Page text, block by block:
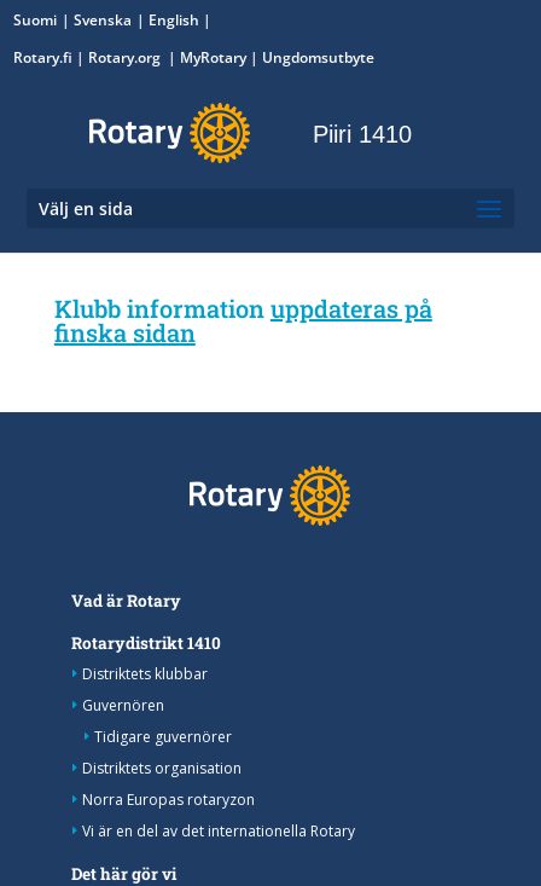
Suomi Svenska
English
Rotary.fi | Rotary.org | MyRotary| Ungdomsutbyte
Piiri 1410
Välj en sida
Klubb informationuppdateras på
finska sidan
Vad är Rotary
Rotarydistrikt 1410
Distriktets klubbar
Guvernören
Tidigare guvernörer
Distriktets organisation
Norra Europas rotaryzon
Vi är en del av det internationella Rotary
Det här gör vi